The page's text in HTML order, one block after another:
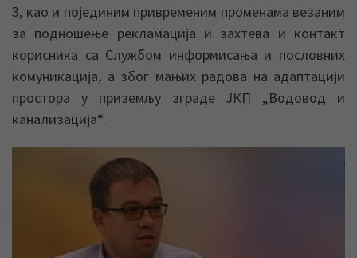
3, као и појединим привременим променама везаним
за подношење рекламација и захтева и контакт
корисника са Службом информисања и пословних
комуникација, а због мањих радова на адаптацији
простора у приземљу зграде ЈКП „Водовод и
канализација“.